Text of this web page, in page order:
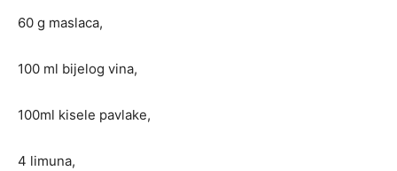
60 g maslaca,
100 ml bijelog vina,
100ml kisele pavlake,
4 limuna,